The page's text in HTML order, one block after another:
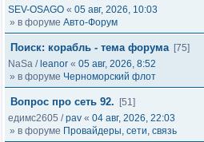
SEV-OSAGO « 05 авг, 2026, 10:03
» в форуме Авто-Форум
Поиск: корабль - тема форума [75]
NaSa / leanor « 05 авг, 2026, 8:52
» в форуме Черноморский флот
Вопрос про сеть 92.
[51]
едимс2605 /pav « 04 авг, 2026, 22:03
» в форуме Провайдеры, сети, связь